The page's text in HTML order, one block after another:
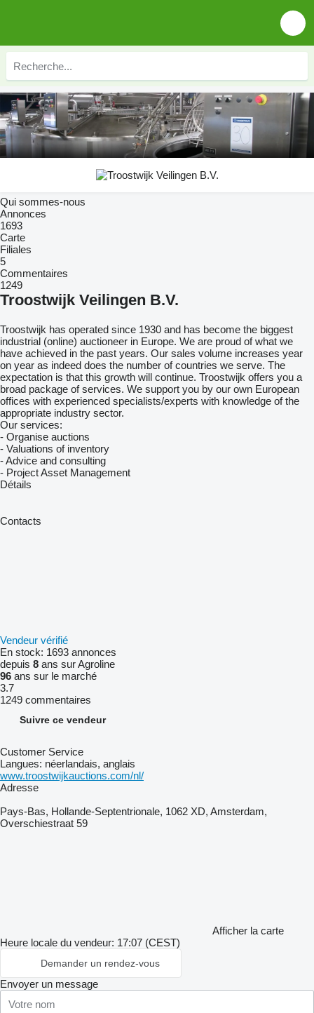
Qui sommes-nous
Annonces
1693
Carte
Filiales
5
Commentaires
1249
Troostwijk Veilingen B.V.
Troostwijk has operated since 1930 and has become the biggest
industrial (online) auctioneer in Europe. We are proud of what we
have achieved in the past years. Our sales volume increases year
on year as indeed does the number of countries we serve. The
expectation is that this growth will continue. Troostwijk offers you a
broad package of services. We support you by our own European
offices with experienced specialists/experts with knowledge of the
appropriate industry sector.
Our services:
- Organise auctions
- Valuations of inventory
- Advice and consulting
- Project Asset Management
Détails
Contacts
Vendeur vérifié
En stock: 1693 annonces
depuis 8 ans sur Agroline
96 ans sur le marché
3.7
1249 commentaires
Suivre ce vendeur
Customer Service
Langues: néerlandais, anglais
www.troostwijkauctions.com/nl/
Adresse
Pays-Bas, Hollande-Septentrionale, 1062 XD, Amsterdam,
Overschiestraat 59
Afficher la carte
Heure locale du vendeur: 17:07 (CEST)
Demander un rendez-vous
Envoyer un message